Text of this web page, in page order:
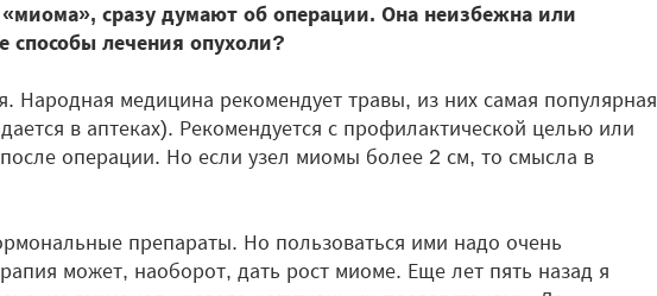
сразу думают об операции. Она неизбежна или
способы лечения опухоли?
Народная медицина рекомендует травы, из них самая популярная
в аптеках). Рекомендуется с профилактической целью или
операции. Но если узел миомы более 2 см, то смысла в
препараты. Но пользоваться ими надо очень
может, наоборот, дать рост миоме. Еще лет пять назад я